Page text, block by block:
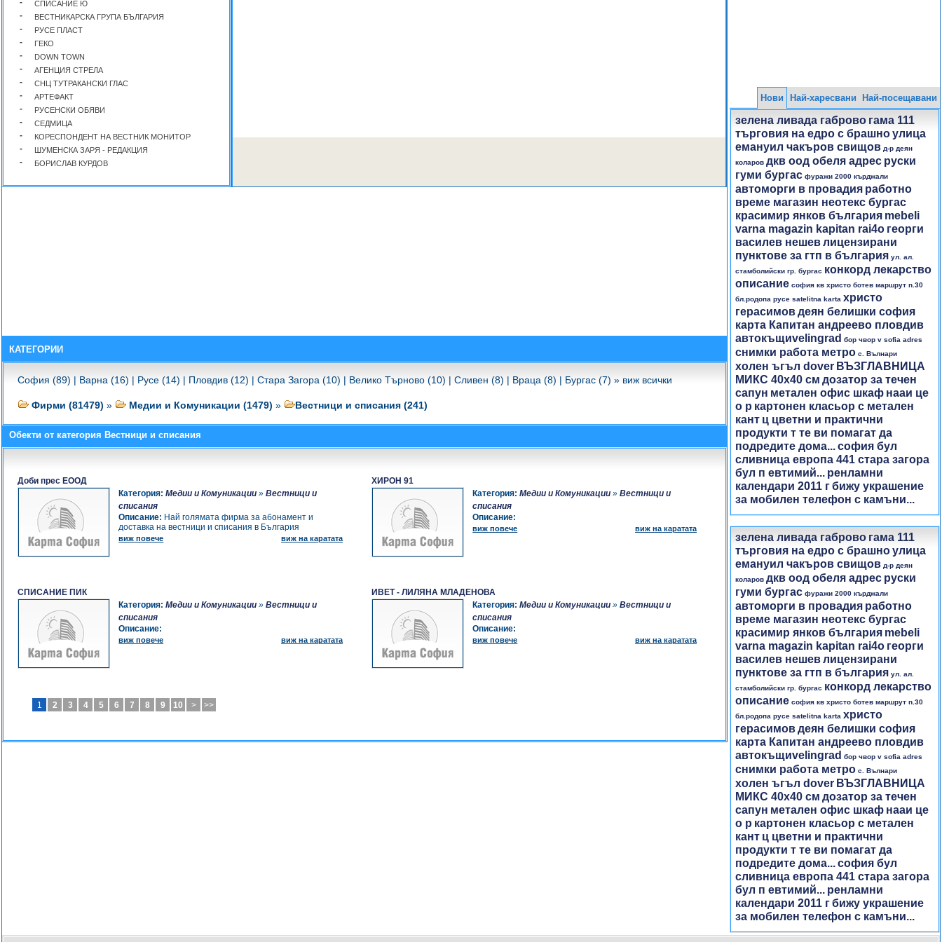
- СПИСАНИЕ Ю
- ВЕСТНИКАРСКА ГРУПА БЪЛГАРИЯ
- РУСЕ ПЛАСТ
- ГЕКО
- DOWN TOWN
- АГЕНЦИЯ СТРЕЛА
- СНЦ ТУТРАКАНСКИ ГЛАС
- АРТЕФАКТ
- РУСЕНСКИ ОБЯВИ
- СЕДМИЦА
- КОРЕСПОНДЕНТ НА ВЕСТНИК МОНИТОР
- ШУМЕНСКА ЗАРЯ - РЕДАКЦИЯ
- БОРИСЛАВ КУРДОВ
- КООПЕРАЦИЯ ЕКИП-7
- COIFFURE-BEAUTY
- СПИСАНИЕ АВТОКЛАСИКА И МОТОЦИКЛЕТИ
-
СПИСАНИЕ СТРОИТЕЛСТВО И
ОБЗАВЕЖДАНЕ В ЦЕНИ
- ИНТЕРМАЙНДС ПЪБЛИШИНГ
- СПИСАНИЕ ENTERPRISE
ПОРТАЛ ТЕХНОСТРОЙ
- СПИСАНИЕ МЕНИДЖЪР
ПРЕСМАРКЕТ
БЪЛГАРСКИ ФЕРМЕР
ВЕСТНИК ДЕМОКРАЦИЯ ДНЕС
ДОРИ 97
- БИБЛИОТЕЧНО-ИНФОРМАЦИОННА КЪЩА-БИК
- ФАБРИЧНО
СТС-2000
СТРОИТЕЛСТВО ИМОТИ
ДЕМИ ПРИНТ
ГАЛЕРИЯ БРОДЕРИЯ
- MINICARDS BULGARIA
БРАТЯ ГЕРИНИ 93
- ГЕО-ДЕНТ-М.ДРАГНЕВА
КАТЕГОРИИ
София (89) | Варна (16) | Русе (14) | Пловдив (12) |Стара Загора (10) | Велико Търново (10) |Сливен (8) | Враца (8) | Бургас (7) » виж всички
Фирми (81479) » Медии и Комуникации (1479) » Вестници и списания (241)
Обекти от категория Вестници и списания
Доби прес ЕООД
Категория: Медии и Комуникации »Вестници и
списания
Описание: Най голямата фирма за абонамент и
доставка на вестници и списания в България
виж повече виж на каратата
ХИРОН 91
Категория: Медии и Комуникации »Вестници и
списания
Описание:
виж повече виж на каратата
СПИСАНИЕ ПИК
Категория: Медии и Комуникации »Вестници и
списания
Описание:
виж повече виж на каратата
ИВЕТ - ЛИЛЯНА МЛАДЕНОВА
Категория: Медии и Комуникации »Вестници и
списания
Описание:
виж повече виж на каратата
1 2 3 4 5 6 7 8 9 10 > >>
Нови Най-харесвани Най-посещавани
зелена ливада габрово гама 111
търговия на едро с брашноулица
емануил чакъров свищов д-р деян
коларов дкв оод обеля адрес руски
гуми бургас фуражи 2000 кърджали
автоморги в провадия работно
време магазин неотекс бургас
красимир янков българия mebeli
varna magazin kapitan rai4o георги
василев нешевлицензирани
пунктове за гтп в българия ул. ал.
стамболийски гр. бургас конкорд лекарство
описание софия кв христо ботев маршрут n.30
бл.родопа русе satelitna karta христо
герасимовдеян белишки софия
карта Капитан андреево пловдив
автокъщиvelingrad бор чвор v sofia adres
снимки работа метро с. Вълнари
холен ъгъл dover ВЪЗГЛАВНИЦА
МИКС 40х40 см дозатор за течен
сапун метален офис шкаф нааи це
о р картонен класьор с метален
кант ц цветни и практични
продукти т те ви помагат да
подредите дома...софия бул
сливница европа 441 стара загора
бул п евтимий... ренламни
календари 2011 гбижу украшение
за мобилен телефон с камъни...
зелена ливада габрово гама 111
търговия на едро с брашноулица
емануил чакъров свищов д-р деян
коларов дкв оод обеля адрес руски
гуми бургас фуражи 2000 кърджали
автоморги в провадия работно
време магазин неотекс бургас
красимир янков българия mebeli
varna magazin kapitan rai4o георги
василев нешевлицензирани
пунктове за гтп в българия ул. ал.
стамболийски гр. бургас конкорд лекарство
описание софия кв христо ботев маршрут n.30
бл.родопа русе satelitna karta христо
герасимовдеян белишки софия
карта Капитан андреево пловдив
автокъщиvelingrad бор чвор v sofia adres
снимки работа метро с. Вълнари
холен ъгъл dover ВЪЗГЛАВНИЦА
МИКС 40х40 см дозатор за течен
сапун метален офис шкаф нааи це
о р картонен класьор с метален
кант ц цветни и практични
продукти т те ви помагат да
подредите дома...софия бул
сливница европа 441 стара загора
бул п евтимий... ренламни
календари 2011 гбижу украшение
за мобилен телефон с камъни...